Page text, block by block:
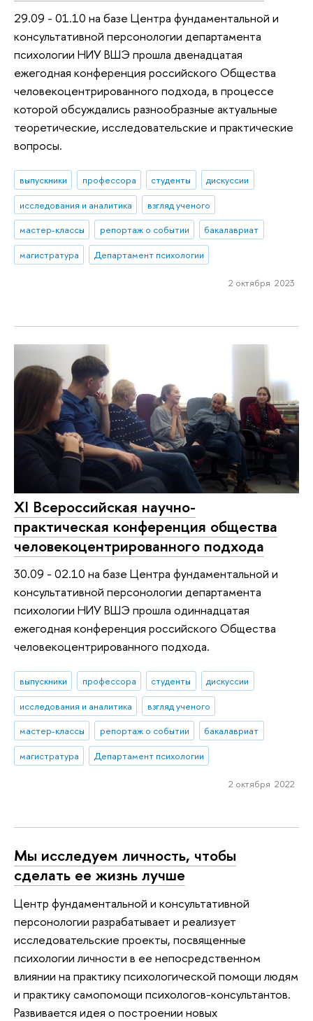
29.09 - 01.10 на базе Центра фундаментальной и
консультативной персонологии департамента
психологии НИУ ВШЭ прошла двенадцатая
ежегодная конференция российского Общества
человекоцентрированного подхода, в процессе
которой обсуждались разнообразные актуальные
теоретические, исследовательские и практические
вопросы.
выпускники профессора студенты
дискуссии
исследования и аналитика
взгляд ученого
мастер-классы
репортаж о событии
бакалавриат
магистратура
Департамент психологии
2 октября 2023
XI Всероссийская научно-
практическая конференция общества
человекоцентрированного подхода
30.09 - 02.10 на базе Центра фундаментальной и
консультативной персонологии департамента
психологии НИУ ВШЭ прошла одиннадцатая
ежегодная конференция российского Общества
человекоцентрированного подхода.
выпускники профессора студенты
дискуссии
исследования и аналитика
взгляд ученого
мастер-классы
репортаж о событии
бакалавриат
магистратура
Департамент психологии
2 октября 2022
Мы исследуем личность, чтобы
сделать ее жизнь лучше
Центр фундаментальной и консультативной
персонологии разрабатывает и реализует
исследовательские проекты, посвященные
психологии личности в ее непосредственном
влиянии на практику психологической помощи людям
и практику самопомощи психологов-консультантов.
Развивается идея о построении новых